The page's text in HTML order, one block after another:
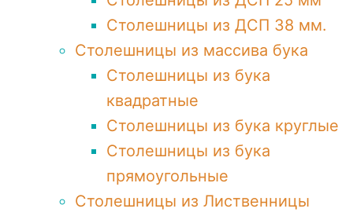
Столешницы из ДСП 38 мм.
Столешницы из массива бука
Столешницы из бука
квадратные
Столешницы из бука круглые
Столешницы из бука
прямоугольные
Столешницы из Лиственницы